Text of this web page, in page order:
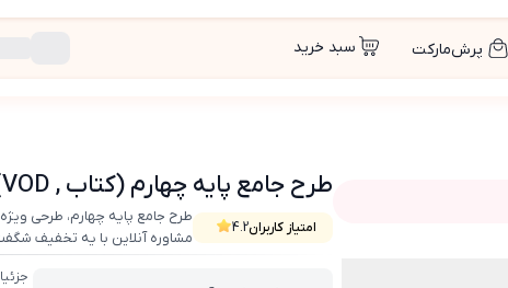
پرش‌مارکت سبد خرید
طرح جامع پایه چهارم (کتاب , VOD)
امتیاز کاربران4.2
طرح جامع پایه چهارم، طرحی
مشاوره آنلاین با یه تخفیف